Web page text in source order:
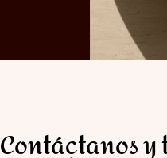
Contáctanos